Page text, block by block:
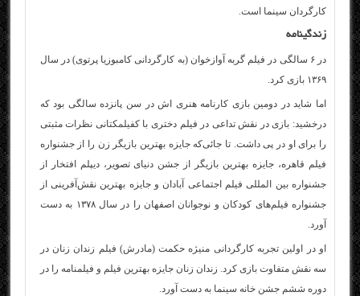
کارگردان سینما است.
زندگینامه
در ۶ سالگی در فیلم گربه آوازخوان (به کارگردانی کامبوزیا پرتوی) در سال
۱۳۶۹ بازی کرد.
اما شاید در دومین بازی کارنامه هنری اش در سن پانزده سالگی بود که
درخشید: بازی در نقش تداعی در فیلم دختری با کفیلمکتانی نظرات مثبتی
را برای او در پی داشت. تا جائی‌که جایزه بهترین بازیگر زن را از جشنواره
فیلم قاهره، جایزه بهترین بازیگر از جشن دنیای تصویر، دیپلم افتخار از
جشنواره بین المللی فیلم اجتماعی آبادان و جایزه بهترین نقش‌آفرینی از
جشنواره فیلم‌های کودکان و نوجوانان اصفهان را در سال ۱۳۷۸ به دست
آورد.
او در اولین تجربه کارگردانی منیژه حکمت (مادرش) فیلم زندان زنان در
سه نقش متفاوت بازی کرد. زندان زنان جایزه بهترین فیلم و فیلمنامه را در
دوره ششم جشن خانه سینما به دست آورد.